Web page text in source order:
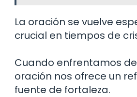
La oración se vuelve
crucial en tiempos de
Cuando enfrentamos
oración nos ofrece un
fuente de fortaleza.